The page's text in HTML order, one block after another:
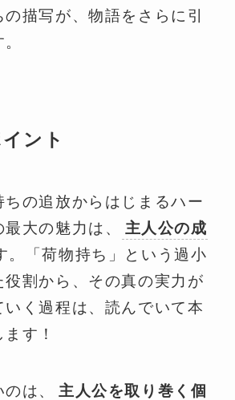
描写が、物語をさらに引
ント
ちの追放からはじまるハー
大の魅力は、
主人公の成
。「荷物持ち」という過小
割から、その真の実力が
いく過程は、読んでいて本
す！
は、
主人公を取り巻く個